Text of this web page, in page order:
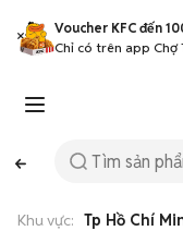
Voucher KFC đến
Chỉ có trên app Chợ
Khu vực: Tp Hồ Chí